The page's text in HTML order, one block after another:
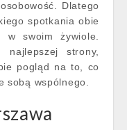
Dlatego
spotkania obie
swoim żywiole.
strony,
pogląd na to, co
sobą wspólnego.